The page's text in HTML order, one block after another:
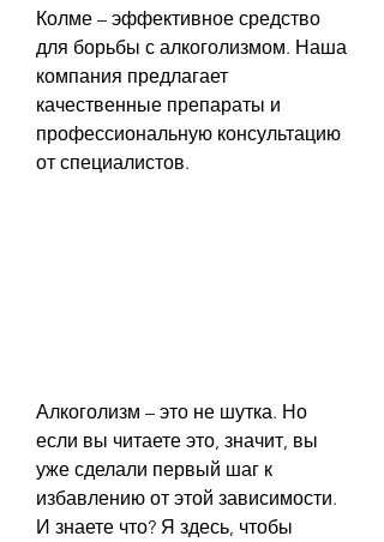
Колме – эффективное средство
для борьбы с алкоголизмом. Наша
компания предлагает
качественные препараты и
профессиональную консультацию
от специалистов.
Алкоголизм – это не шутка. Но
если вы читаете это, значит, вы
уже сделали первый шаг к
избавлению от этой зависимости.
И знаете что? Я здесь, чтобы